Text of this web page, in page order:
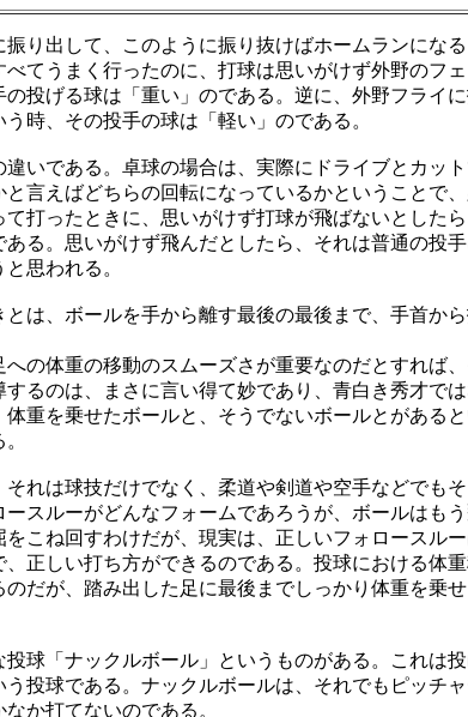
り出して、このように振り抜けばホームランにな
てうまく行ったのに、打球は思いがけず外野のフ
投げる球は「重い」のである。逆に、外野フライ
時、その投手の球は「軽い」のである。
いである。卓球の場合は、実際にドライブとカッ
言えばどちらの回転になっているかということで
打ったときに、思いがけず打球が飛ばないとした
る。思いがけず飛んだとしたら、それは普通の投
思われる。
は、ボールを手から離す最後の最後まで、手首か
の体重の移動のスムーズさが重要なのだとすれば
るのは、まさに言い得て妙であり、青白き秀才で
重を乗せたボールと、そうでないボールとがある
れは球技だけでなく、柔道や剣道や空手などでも
スルーがどんなフォームであろうが、ボールはも
こね回すわけだが、現実は、正しいフォロースル
正しい打ち方ができるのである。投球における体
だが、踏み出した足に最後までしっかり体重を乗
球「ナックルボール」というものがある。これは
投球である。ナックルボールは、それでもピッチ
か打てないのである。